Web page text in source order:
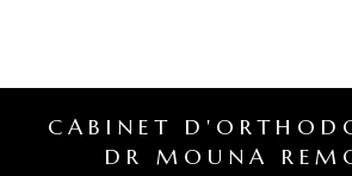
CABINET
DR MOUNA